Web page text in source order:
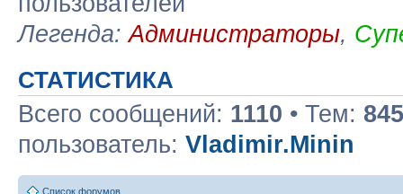
Легенда:Администраторы,
СТАТИСТИКА
Всего сообщений: 1110 • Тем: 845
пользователь: Vladimir.Minin
Список форумов